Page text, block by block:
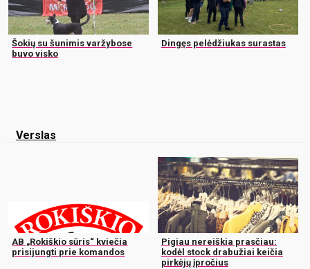
Šokių su šunimis varžybose
buvo visko
Dingęs pelėdžiukas surastas
Verslas
AB „Rokiškio sūris“ kviečia
prisijungti prie komandos
Pigiau nereiškia prasčiau:
kodėl stock drabužiai keičia
pirkėjų įpročius